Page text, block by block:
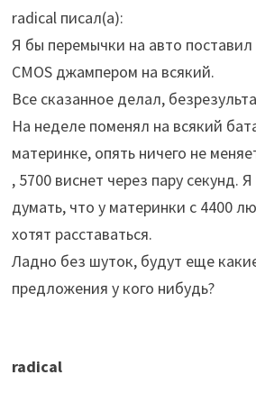
radical писал(а):
Я бы перемычки на авто
CMOS джампером на всякий.
Все сказанное делал,
На неделе поменял на всякий
материнке, опять ничего не
, 5700 виснет через пару секунд.
думать, что у материнки с 4400
хотят расставаться.
Ладно без шуток, будут еще
предложения у кого нибудь?
radical